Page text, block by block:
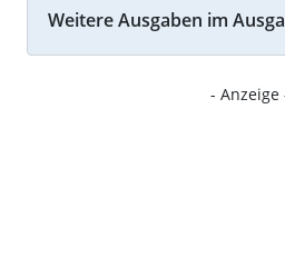
Weitere Ausgaben im
- Anzeige